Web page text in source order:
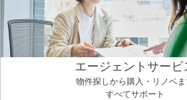
エージェントサービ
物件探しから購入・リノベ
すべてサポート